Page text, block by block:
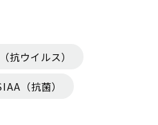
抗ウイルス）
（抗菌）